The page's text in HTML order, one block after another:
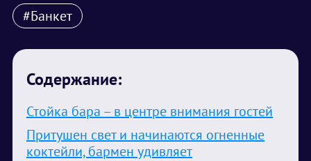
#Банкет
Содержание:
Стойка бара – в центре внимания гостей
Притушен свет и начинаются огненные
коктейли, бармен удивляет